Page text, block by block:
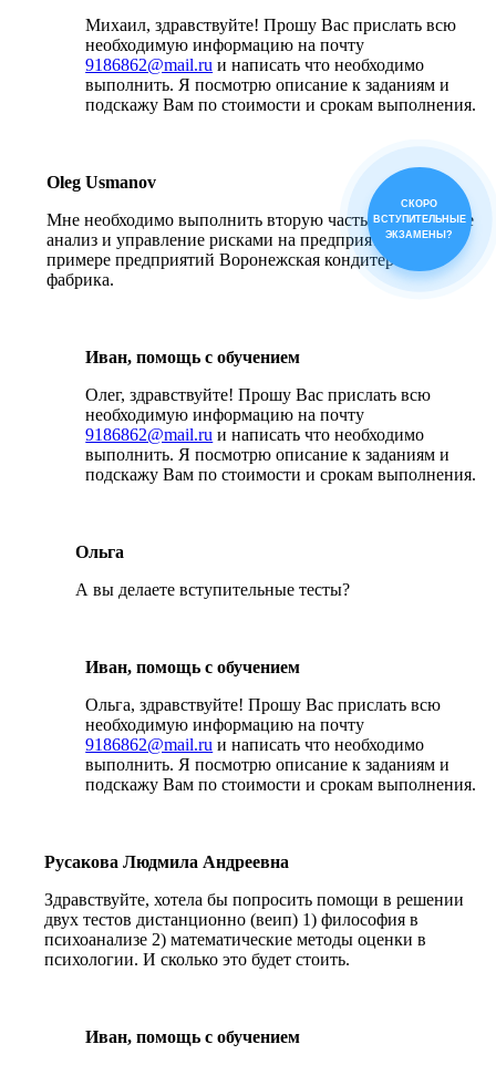
Михаил, здравствуйте! Прошу Вас прислать всю
необходимую информацию на почту
9186862@mail.ru и написать что необходимо
выполнить. Я посмотрю описание к заданиям и
подскажу Вам по стоимости и срокам выполнения.
Oleg Usmanov
Мне необходимо выполнить вторую часть ВКР. По теме
анализ и управление рисками на предприятии. На
примере предприятий Воронежская кондитерская
фабрика.
Иван, помощь с обучением
Олег, здравствуйте! Прошу Вас прислать всю
необходимую информацию на почту
9186862@mail.ru и написать что необходимо
выполнить. Я посмотрю описание к заданиям и
подскажу Вам по стоимости и срокам выполнения.
Ольга
А вы делаете вступительные тесты?
Иван, помощь с обучением
Ольга, здравствуйте! Прошу Вас прислать всю
необходимую информацию на почту
9186862@mail.ru и написать что необходимо
выполнить. Я посмотрю описание к заданиям и
подскажу Вам по стоимости и срокам выполнения.
Русакова Людмила Андреевна
Здравствуйте, хотела бы попросить помощи в решении
двух тестов дистанционно (веип) 1) философия в
психоанализе 2) математические методы оценки в
психологии. И сколько это будет стоить.
Иван, помощь с обучением
СКОРО
ВСТУПИТЕЛЬНЫЕ
ЭКЗАМЕНЫ?